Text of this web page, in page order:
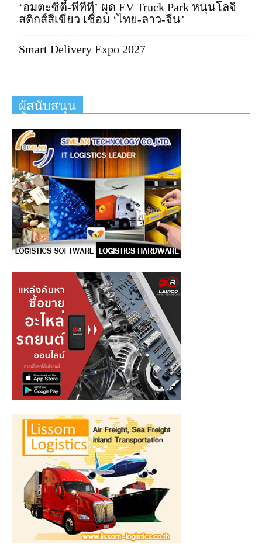
‘อมตะซิตี้-พีทีที’ ผุด EV Truck Park หนุนโลจิ
สติกส์สีเขียว เชื่อม ‘ไทย-ลาว-จีน’
Smart Delivery Expo 2027
ผู้สนับสนุน